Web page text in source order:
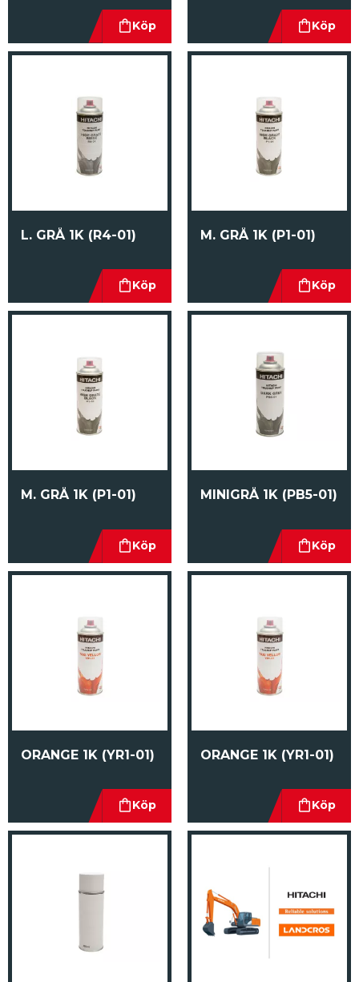
L. GRÅ 1K (R4-01) M. GRÅ 1K (P1-01)
M. GRÅ 1K (P1-01) MINIGRÅ 1K (PB5-01)
ORANGE 1K (YR1-01) ORANGE 1K (YR1-01)